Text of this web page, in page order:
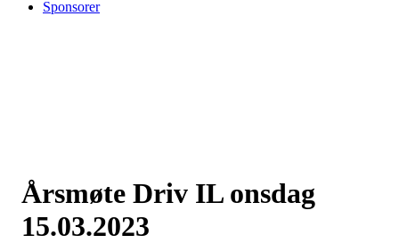
Sponsorer
Årsmøte Driv IL onsdag
15.03.2023